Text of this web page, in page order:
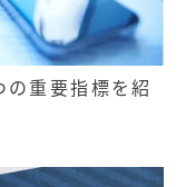
重要指標を紹